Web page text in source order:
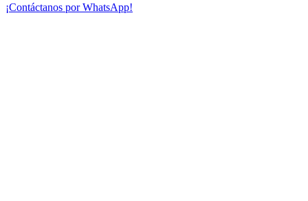
¡Contáctanos por WhatsApp!